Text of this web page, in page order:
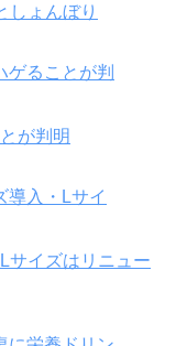
しょんぼり
が判明
サイズはリニュー